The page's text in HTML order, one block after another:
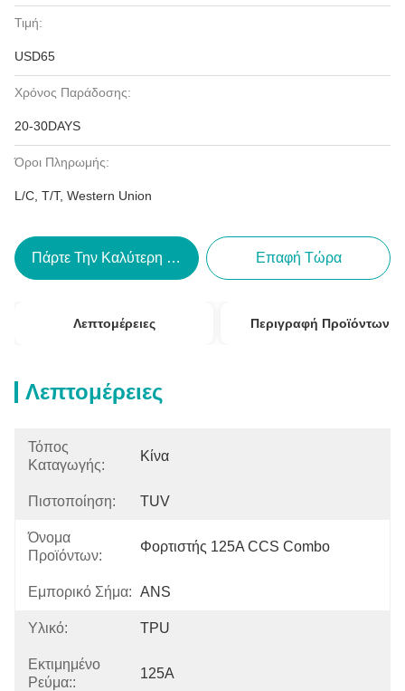
Τιμή:
USD65
Χρόνος Παράδοσης:
20-30DAYS
Όροι Πληρωμής:
L/C, T/T, Western Union
Πάρτε Την Καλύτερη Τιμή Επαφή Τώρα
Λεπτομέρειες Περιγραφή Προϊόντων
Λεπτομέρειες
Τόπος
Καταγωγής:
Κίνα
Πιστοποίηση: TUV
Όνομα
Προϊόντων:
Φορτιστής 125A CCS Combo
Εμπορικό Σήμα: ANS
Υλικό: TPU
Εκτιμημένο
Ρεύμα::
125A